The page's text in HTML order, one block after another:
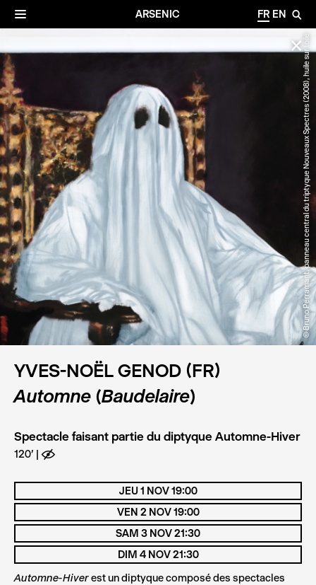
ARSENIC FR EN 🔎
☰
✕© Bruno Perramant, panneau central du triptyque Nouveaux Spectres (2008), huile sur toile
YVES-NOËL GENOD (FR)
Automne (Baudelaire)
Spectacle faisant partie du diptyque Automne-Hiver
120' E
JEU 1 NOV 19:00
VEN 2 NOV 19:00
SAM 3 NOV 21:30
DIM 4 NOV 21:30
Automne-Hiver est un diptyque composé des spectacles